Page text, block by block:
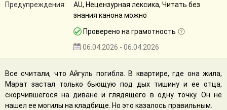
Предупреждения:
AU, Нецензурная лексика, Читать без
знания канона можно
Проверено на грамотность
06.04.2026 - 06.04.2026
Все считали, что Айгуль погибла. В квартире, где она жила,
Марат застал только бьющую под дых тишину и ее отца,
скорчившегося на диване и глядящего в одну точку. Он не
нашел ее могилы на кладбище. Но это казалось правильным.